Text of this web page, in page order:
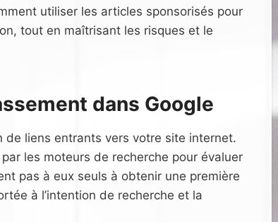
utiliser les articles sponsorisés pour
tout en maîtrisant les risques et le
dans Google
de liens entrants vers votre site internet.
les moteurs de recherche pour évaluer
pas à eux seuls à obtenir une première
à l’intention de recherche et la